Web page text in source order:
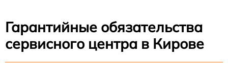
Гарантийные обязательства
сервисного центра в Кирове